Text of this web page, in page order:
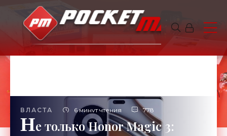
ВЛАСТА 6 минут чтения 778
Не только Honor Magic 3: